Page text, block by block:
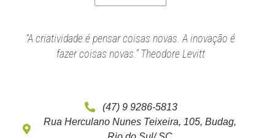
“A criatividade é pensar coisas novas. A inovação é
fazer coisas novas.” Theodore Levitt
(47) 9 9286-5813
Rua Herculano Nunes Teixeira, 105, Budag,